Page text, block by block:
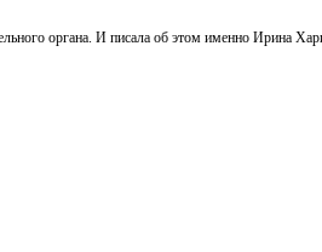
органа. И писала об этом именно Ирина